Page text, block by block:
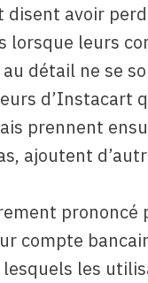
avoir
leurs
détail ne se
d’Instacart
prennent
ajoutent
compte
les